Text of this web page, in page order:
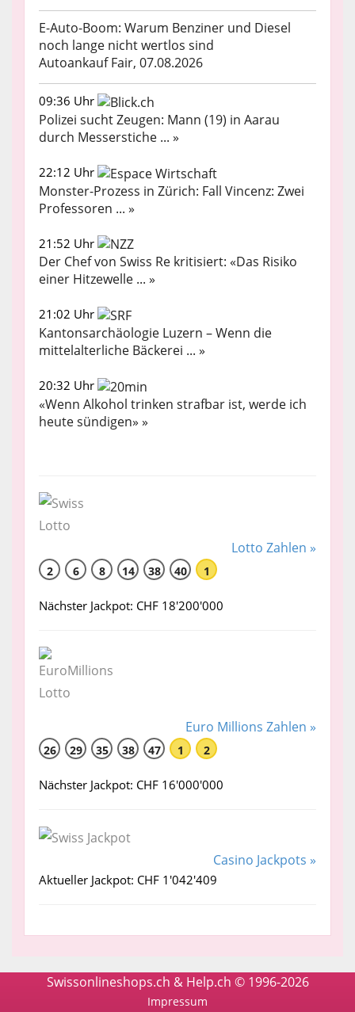
E-Auto-Boom: Warum Benziner und Diesel
noch lange nicht wertlos sind
Autoankauf Fair, 07.08.2026
09:36 Uhr
Polizei sucht Zeugen: Mann (19) in Aarau
durch Messerstiche ... »
22:12 Uhr
Monster-Prozess in Zürich: Fall Vincenz: Zwei
Professoren ... »
21:52 Uhr
Der Chef von Swiss Re kritisiert: «Das Risiko
einer Hitzewelle ... »
21:02 Uhr
Kantonsarchäologie Luzern – Wenn die
mittelalterliche Bäckerei ... »
20:32 Uhr
«Wenn Alkohol trinken strafbar ist, werde ich
heute sündigen» »
Lotto Zahlen »
2 6 8 14 38 40 1
Nächster Jackpot: CHF 18'200'000
Euro Millions Zahlen »
26 29 35 38 47 1 2
Nächster Jackpot: CHF 16'000'000
Casino Jackpots »
Aktueller Jackpot: CHF 1'042'409
Swissonlineshops.ch & Help.ch © 1996-2026
Impressum